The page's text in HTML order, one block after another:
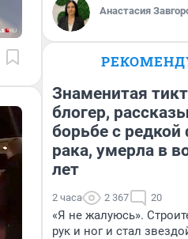
Анастасия
Знаменитая
блогер,
борьбе с
рака, умерла в
лет
2 часа 2 367 20
«Я не жалуюсь».
рук и ног и стал